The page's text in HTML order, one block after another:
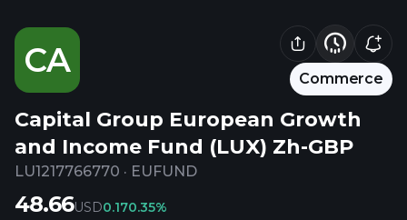
CA Commerce
Capital Group European Growth
and Income Fund (LUX) Zh-GBP
LU1217766770 · EUFUND
48.66USD0.170.35%